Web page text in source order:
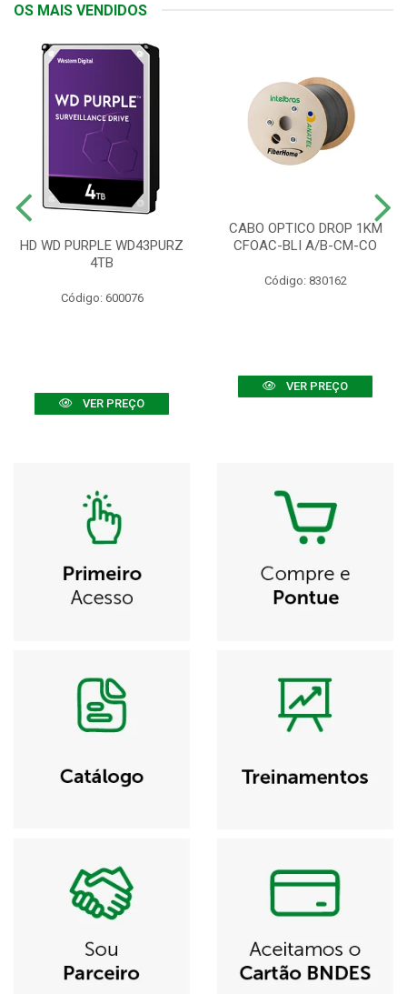
OS MAIS VENDIDOS
HD WD PURPLE WD43PURZ
4TB
Código: 600076
VER PREÇO
CABO OPTICO DROP 1KM
CFOAC-BLI A/B-CM-CO
Código: 830162
VER PREÇO